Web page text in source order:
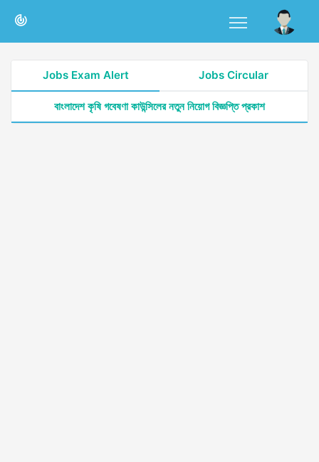
Jobs Exam Alert Jobs Circular
বাংলাদেশ কৃষি গবেষণা কাউন্সিলের নতুন নিয়োগ বিজ্ঞপ্তি প্রকাশ